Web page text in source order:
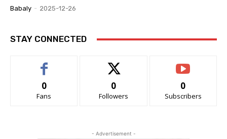
Babaly - 2025-12-26
STAY CONNECTED
0
Fans
0
Followers
0
Subscribers
- Advertisement -